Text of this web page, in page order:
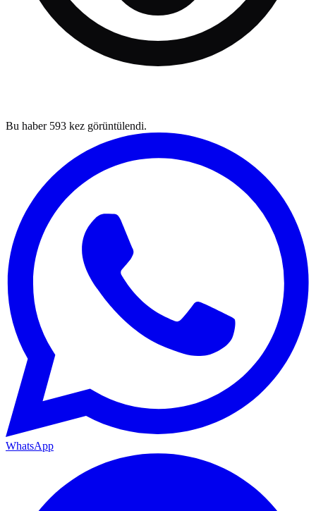
Bu haber 593 kez görüntülendi.
WhatsApp